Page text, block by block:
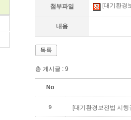
첨부파일 [대기환경
내용
목록
총 게시글 : 9
No
9 [대기환경보전법 시